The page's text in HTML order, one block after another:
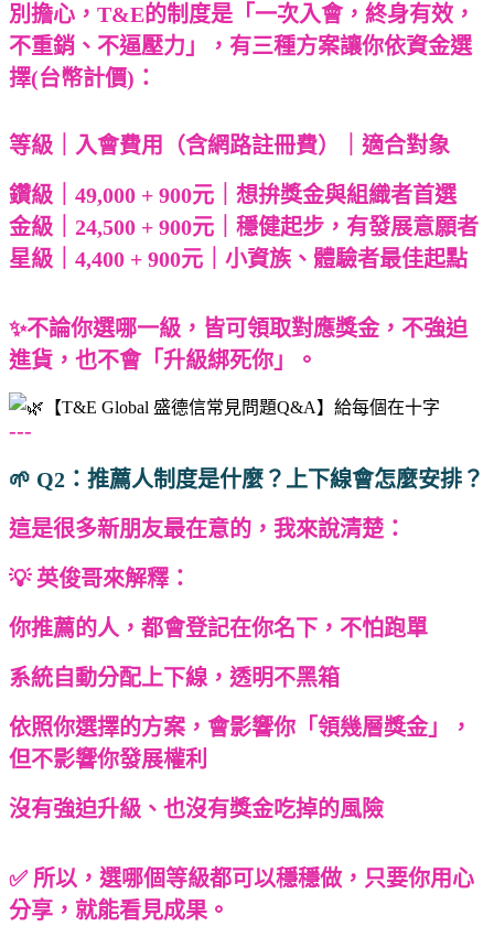
別擔心，T&E的制度是「一次入會，終身有效，
不重銷、不逼壓力」，有三種方案讓你依資金選
擇(台幣計價)：
等級｜入會費用（含網路註冊費）｜適合對象
鑽級｜49,000 + 900元｜想拚獎金與組織者首選
金級｜24,500 + 900元｜穩健起步，有發展意願者
星級｜4,400 + 900元｜小資族、體驗者最佳起點
✨不論你選哪一級，皆可領取對應獎金，不強迫
進貨，也不會「升級綁死你」。
---
🌱 Q2：推薦人制度是什麼？上下線會怎麼安排？
這是很多新朋友最在意的，我來說清楚：
💡 英俊哥來解釋：
你推薦的人，都會登記在你名下，不怕跑單
系統自動分配上下線，透明不黑箱
依照你選擇的方案，會影響你「領幾層獎金」，
但不影響你發展權利
沒有強迫升級、也沒有獎金吃掉的風險
✅ 所以，選哪個等級都可以穩穩做，只要你用心
分享，就能看見成果。